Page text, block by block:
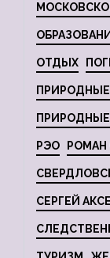
ОТДЫХ
РЭО РОМАН
СЕРГЕЙ